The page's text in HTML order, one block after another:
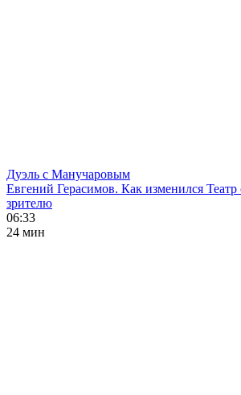
Дуэль с Манучаровым
Евгений Герасимов. Как изменился
зрителю
06:33
24 мин